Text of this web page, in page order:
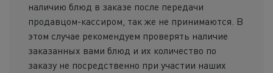
наличию блюд в заказе после передачи
продавцом-кассиром, так же не принимаются. В
этом случае рекомендуем проверять наличие
заказанных вами блюд и их количество по
заказу не посредственно при участии наших